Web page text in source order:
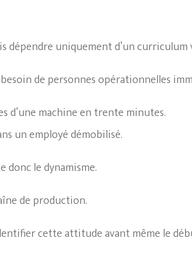
dépendre uniquement d’un curriculum
de personnes opérationnelles
d’une machine en trente minutes.
un employé démobilisé.
le dynamisme.
de production.
cette attitude avant même le